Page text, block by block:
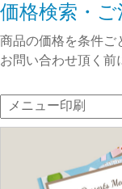
価格検索・ご
商品の価格を条件ご
お問い合わせ頂く前